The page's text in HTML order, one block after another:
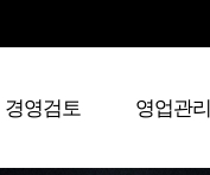
경영검토 영업관리